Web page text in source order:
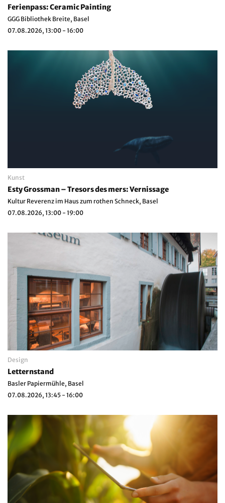
Ferienpass: Ceramic Painting
GGG Bibliothek Breite, Basel
07.08.2026, 13:00 - 16:00
Kunst
Esty Grossman – Tresors des mers: Vernissage
Kultur Reverenz im Haus zum rothen Schneck, Basel
07.08.2026, 13:00 - 19:00
Design
Letternstand
Basler Papiermühle, Basel
07.08.2026, 13:45 - 16:00